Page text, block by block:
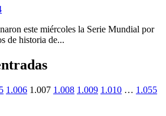
este miércoles la Serie Mundial por
de historia de...
1.006 1.007 1.008 1.009 1.010 … 1.055